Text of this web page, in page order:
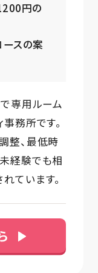
円の
ースの案
で専用ルーム
務所です。
整、最低時
経験でも相
ています。